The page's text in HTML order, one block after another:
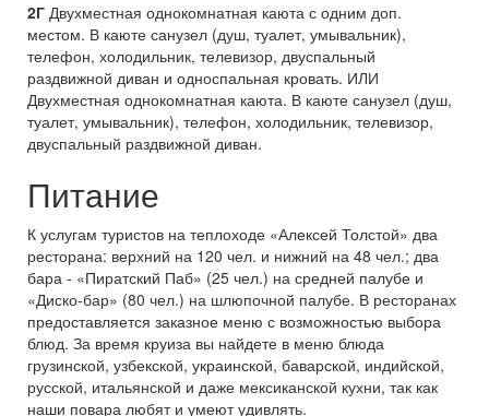
2Г Двухместная однокомнатная каюта с одним доп.
местом. В каюте санузел (душ, туалет, умывальник),
телефон, холодильник, телевизор, двуспальный
раздвижной диван и односпальная кровать. ИЛИ
Двухместная однокомнатная каюта. В каюте санузел (душ,
туалет, умывальник), телефон, холодильник, телевизор,
двуспальный раздвижной диван.
Питание
К услугам туристов на теплоходе «Алексей Толстой» два
ресторана: верхний на 120 чел. и нижний на 48 чел.; два
бара - «Пиратский Паб» (25 чел.) на средней палубе и
«Диско-бар» (80 чел.) на шлюпочной палубе. В ресторанах
предоставляется заказное меню с возможностью выбора
блюд. За время круиза вы найдете в меню блюда
грузинской, узбекской, украинской, баварской, индийской,
русской, итальянской и даже мексиканской кухни, так как
наши повара любят и умеют удивлять.